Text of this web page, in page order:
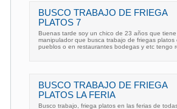
BUSCO TRABAJO DE FRIEGA
PLATOS 7
Buenas tarde soy un chico de 23 años que
manipulador que busca trabajo de friegas platos
pueblos o en restaurantes bodegas y etc tengo
BUSCO TRABAJO DE FRIEGA
PLATOS LA FERIA
Busco trabajo, friega platos en las ferias de